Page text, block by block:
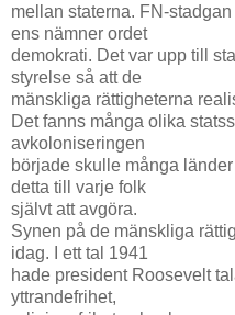
mellan staterna. FN-
ens nämner ordet
demokrati. Det var upp till
styrelse så att de
mänskliga rättigheterna
Det fanns många olika
avkoloniseringen
började skulle många
detta till varje folk
självt att avgöra.
Synen på de mänskliga
idag. I ett tal 1941
hade president Roosevelt
yttrandefrihet,